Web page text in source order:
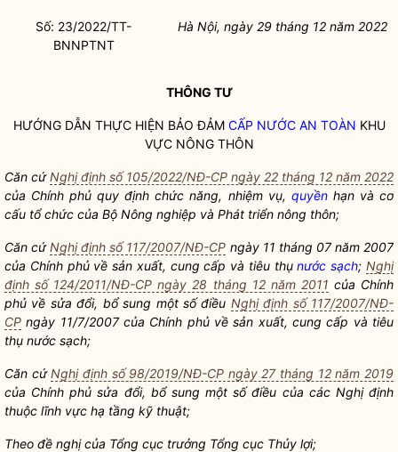
Số: 23/2022/TT-
BNNPTNT
Hà Nội, ngày 29 tháng 12 năm 2022
THÔNG TƯ
HƯỚNG DẪN THỰC HIỆN BẢO ĐẢM CẤP NƯỚC AN TOÀN KHU
VỰC NÔNG THÔN
Căn cứNghị định số 105/2022/NĐ-CP ngày 22 tháng 12 năm 2022
của Chính phủ quy định chức năng, nhiệm vụ, quyềnhạn và cơ
cấu tổ chức của Bộ Nông nghiệp và Phát triển nông thôn;
Căn cứNghị định số 117/2007/NĐ-CP ngày 11 tháng 07 năm 2007
của Chính phủ về sản xuất, cung cấp và tiêu thụnước sạch;Nghị
định số 124/2011/NĐ-CP ngày 28 tháng 12 năm 2011 của Chính
phủ về sửa đổi, bổ sung một số điều Nghị định số 117/2007/NĐ-
CP ngày 11/7/2007 của Chính phủ về sản xuất, cung cấp và tiêu
thụ nước sạch;
Căn cứNghị định số 98/2019/NĐ-CP ngày 27 tháng 12 năm 2019
của Chính phủ sửa đổi, bổ sung một số điều của các Nghị định
thuộc lĩnh vực hạ tầng kỹ thuật;
Theo đề nghị của Tổng cục trưởng Tổng cục Thủy lợi;